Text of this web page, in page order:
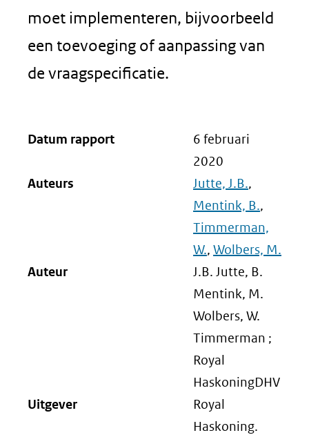
moet implementeren, bijvoorbeeld
een toevoeging of aanpassing van
de vraagspecificatie.
Datum rapport
6 februari
2020
Auteurs
Jutte, J.B.,
Mentink, B.,
Timmerman,
W., Wolbers, M.
Auteur
J.B. Jutte, B.
Mentink, M.
Wolbers, W.
Timmerman ;
Royal
HaskoningDHV
Uitgever
Royal
Haskoning.